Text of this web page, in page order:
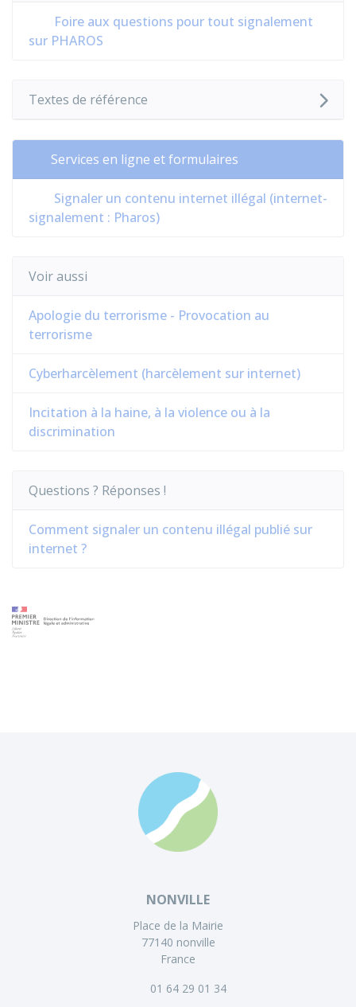
Foire aux questions pour tout signalement
sur PHAROS
Textes de référence
Services en ligne et formulaires
Signaler un contenu internet illégal (internet-
signalement : Pharos)
Voir aussi
Apologie du terrorisme - Provocation au
terrorisme
Cyberharcèlement (harcèlement sur internet)
Incitation à la haine, à la violence ou à la
discrimination
Questions ? Réponses !
Comment signaler un contenu illégal publié sur
internet ?
NONVILLE
Place de la Mairie
77140 nonville
France
01 64 29 01 34